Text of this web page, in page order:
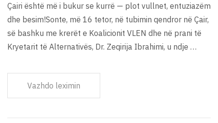
Çairi është më i bukur se kurrë — plot vullnet, entuziazëm
dhe besim!Sonte, më 16 tetor, në tubimin qendror në Çair,
së bashku me krerët e Koalicionit VLEN dhe në prani të
Kryetarit të Alternativës, Dr. Zeqirija Ibrahimi, u ndje …
Vazhdo leximin